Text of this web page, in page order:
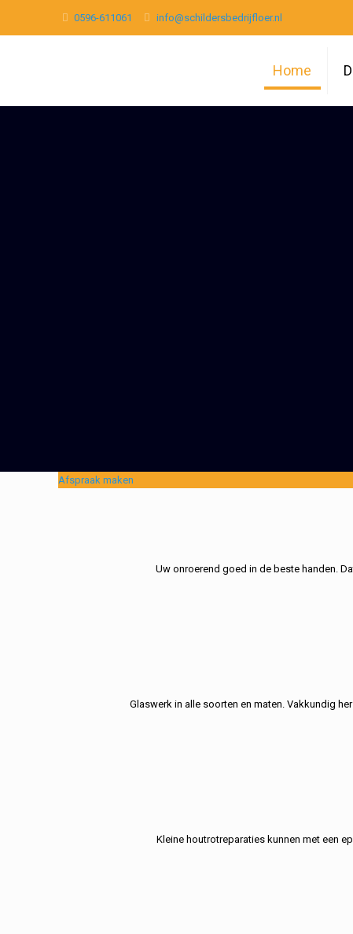
0596-611061 info@schildersbedrijfloer.nl
Home
Afspraak maken
Uw onroerend goed in de beste handen.
Glaswerk in alle soorten en maten. Vakkundig
Kleine houtrotreparaties kunnen met een